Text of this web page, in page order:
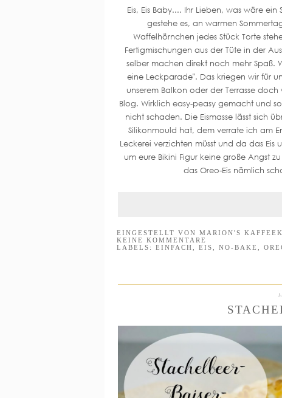
Eis, Eis Baby.... Ihr Lieben, was wäre
gestehe es, an warmen
Waffelhörnchen jedes Stück Torte
Fertigmischungen aus der Tüte in der
selber machen direkt noch mehr Spaß.
eine Leckparade". Das kriegen wir für
unserem Balkon oder der Terrasse
Blog. Wirklich easy-peasy gemacht und
nicht schaden. Die Eismasse lässt sich
Silikonmould hat, dem verrate ich am
Leckerei verzichten müsst und da das
um eure Bikini Figur keine große Angst
das Oreo-Eis nämlich
EINGESTELLT VON MARION'S
KEINE KOMMENTARE
LABELS: EINFACH, EIS, NO-BAKE ,